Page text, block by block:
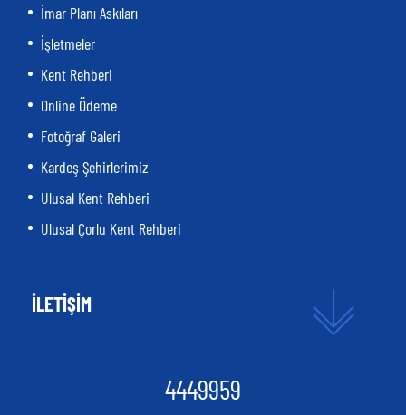
İmar Planı Askıları
İşletmeler
Kent Rehberi
Online Ödeme
Fotoğraf Galeri
Kardeş Şehirlerimiz
Ulusal Kent Rehberi
Ulusal Çorlu Kent Rehberi
İLETİŞİM
4449959